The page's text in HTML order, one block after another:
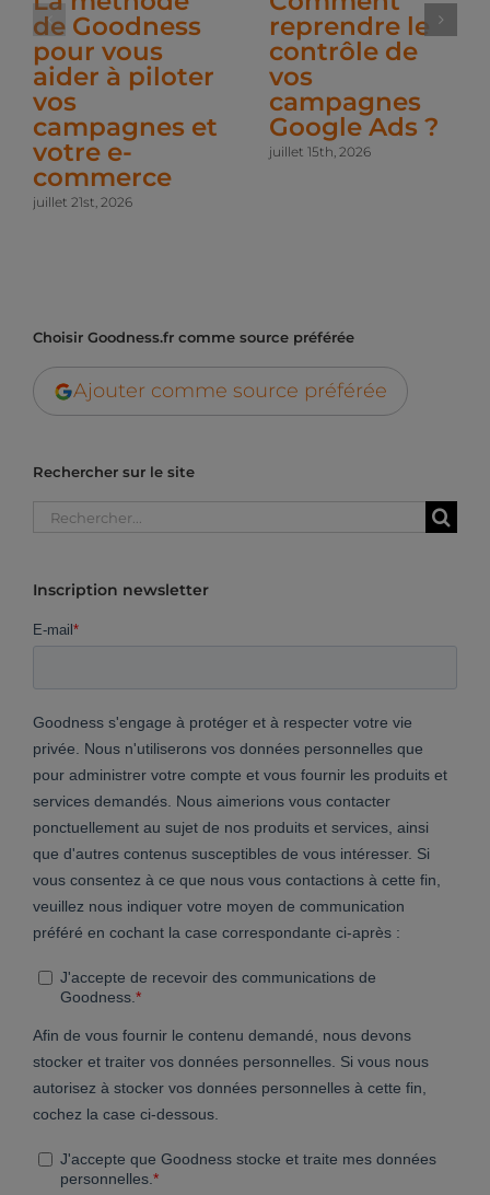
de Goodness
pour vous
aider à piloter
vos
campagnes et
votre e-
commerce
juillet 21st, 2026
reprendre le
contrôle de
vos
campagnes
Google Ads ?
juillet 15th, 2026
Choisir Goodness.fr comme source préférée
Ajouter comme source préférée
Rechercher sur le site
Rechercher:
Inscription newsletter